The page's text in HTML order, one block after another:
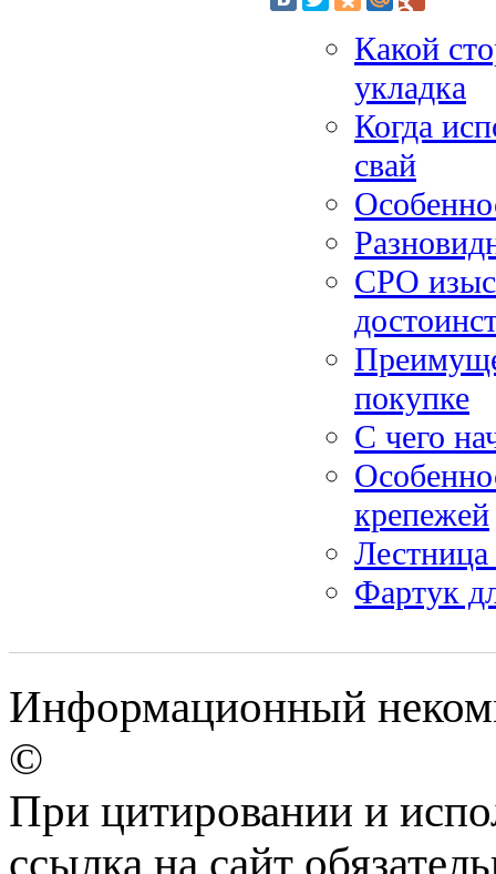
Какой
укладка
Когда
свай
СРО
покупке
С чего
крепежей
Лестница
Фартук
Информационный
©
При цитировании и
ссылка на сайт